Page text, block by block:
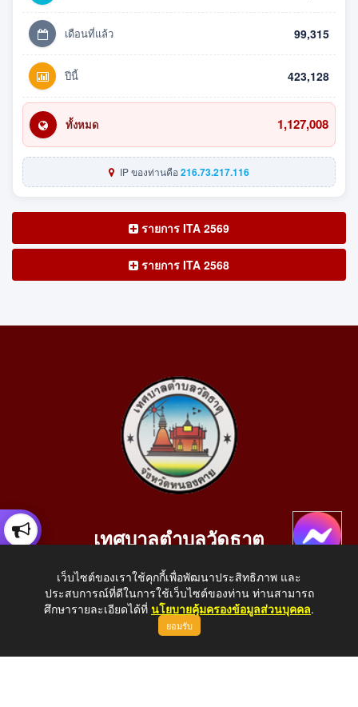
เดือนที่แล้ว 99,315
ปีนี้ 423,128
ทั้งหมด 1,127,008
IP ของท่านคือ216.73.217.116
รายการ ITA 2569
รายการ ITA 2568
เทศบาลตำบลวัดธาตุ
อ.เมือง จ.หนองคาย 43000
โทรศัพท์: 042-414758 โทรสาร: 042-414759
E-Mail: saraban_05430110@dla.go.th
เว็บไซต์ของเราใช้คุกกี้เพื่อพัฒนาประสิทธิภาพ และ
ประสบการณ์ที่ดีในการใช้เว็บไซต์ของท่าน ท่านสามารถ
ศึกษารายละเอียดได้ที่ นโยบายคุ้มครองข้อมูลส่วนบุคคล.
ยอมรับ